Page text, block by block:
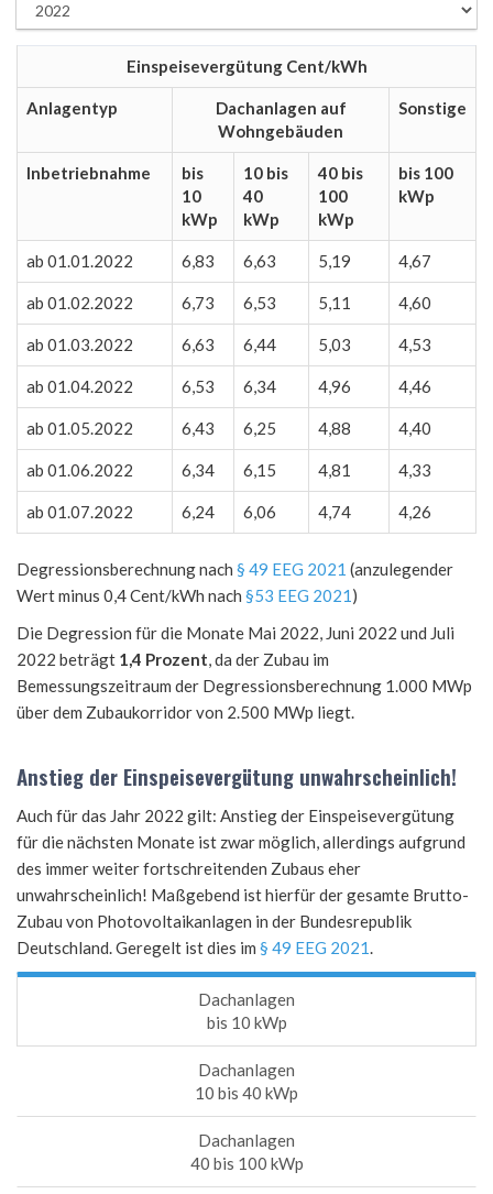
Einspeisevergütung Cent/kWh
Anlagentyp
Dachanlagen auf
Wohngebäuden
Sonstige
Inbetriebnahme
bis
10
kWp
10 bis
40
kWp
40 bis
100
kWp
bis 100
kWp
ab 01.01.2022 6,83 6,63 5,19 4,67
ab 01.02.2022 6,73 6,53 5,11 4,60
ab 01.03.2022 6,63 6,44 5,03 4,53
ab 01.04.2022 6,53 6,34 4,96 4,46
ab 01.05.2022 6,43 6,25 4,88 4,40
ab 01.06.2022 6,34 6,15 4,81 4,33
ab 01.07.2022 6,24 6,06 4,74 4,26
Degressionsberechnung nach § 49 EEG 2021 (anzulegender
Wert minus 0,4 Cent/kWh nach §53 EEG 2021)
Die Degression für die Monate Mai 2022, Juni 2022 und Juli
2022 beträgt 1,4 Prozent, da der Zubau im
Bemessungszeitraum der Degressionsberechnung 1.000 MWp
über dem Zubaukorridor von 2.500 MWp liegt.
Anstieg der Einspeisevergütung unwahrscheinlich!
Auch für das Jahr 2022 gilt: Anstieg der Einspeisevergütung
für die nächsten Monate ist zwar möglich, allerdings aufgrund
des immer weiter fortschreitenden Zubaus eher
unwahrscheinlich! Maßgebend ist hierfür der gesamte Brutto-
Zubau von Photovoltaikanlagen in der Bundesrepublik
Deutschland. Geregelt ist dies im § 49 EEG 2021.
Dachanlagen
bis 10 kWp
Dachanlagen
10 bis 40 kWp
Dachanlagen
40 bis 100 kWp